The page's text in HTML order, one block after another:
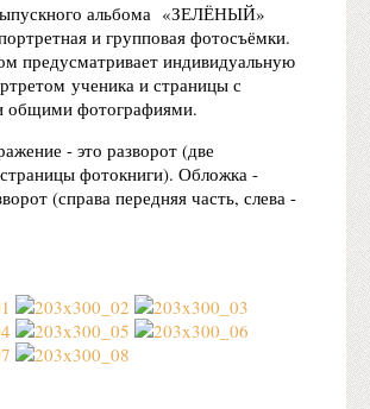
альбома «ЗЕЛЁНЫЙ»
и групповая фотосъёмки.
предусматривает индивидуальную
ученика и страницы с
общими фотографиями.
- это разворот (две
фотокниги). Обложка -
(справа передняя часть, слева -